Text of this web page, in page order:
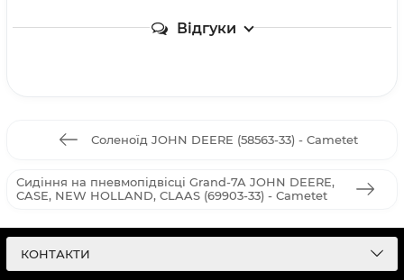
Відгуки
Соленоїд JOHN DEERE (58563-33) - Cametet
Сидіння на пневмопідвісці Grand-7A JOHN DEERE,
CASE, NEW HOLLAND, CLAAS (69903-33) - Cametet
КОНТАКТИ